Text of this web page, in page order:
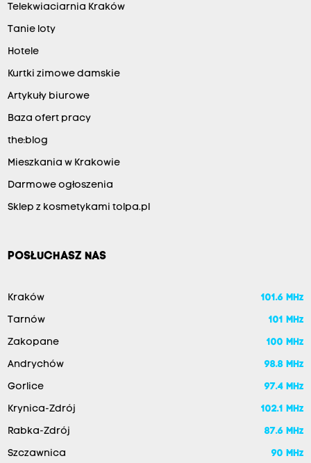
Telekwiaciarnia Kraków
Tanie loty
Hotele
Kurtki zimowe damskie
Artykuły biurowe
Baza ofert pracy
the:blog
Mieszkania w Krakowie
Darmowe ogłoszenia
Sklep z kosmetykami tolpa.pl
POSŁUCHASZ NAS
Kraków 101.6 MHz
Tarnów 101 MHz
Zakopane 100 MHz
Andrychów 98.8 MHz
Gorlice 97.4 MHz
Krynica-Zdrój 102.1 MHz
Rabka-Zdrój 87.6 MHz
Szczawnica 90 MHz